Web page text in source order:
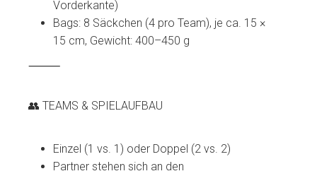
Vorderkante)
Bags: 8 Säckchen (4 pro Team), je ca. 15 ×
15 cm, Gewicht: 400–450 g
⸻
👥 TEAMS & SPIELAUFBAU
Einzel (1 vs. 1) oder Doppel (2 vs. 2)
Partner stehen sich an den